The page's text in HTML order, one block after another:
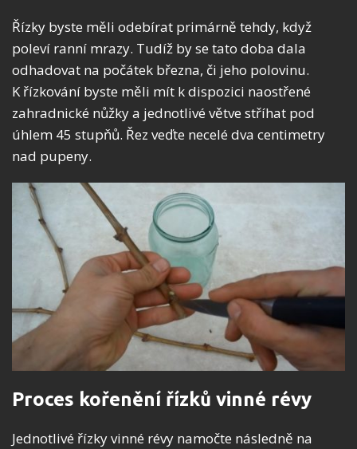
Řízky byste měli odebírat primárně tehdy, když
poleví ranní mrazy. Tudíž by se tato doba dala
odhadovat na počátek března, či jeho polovinu.
K řízkování byste měli mít k dispozici naostřené
zahradnické nůžky a jednotlivé větve stříhat pod
úhlem 45 stupňů. Řez veďte necelé dva centimetry
nad pupeny.
Proces kořenění řízků vinné révy
Jednotlivé řízky vinné révy namočte následně na